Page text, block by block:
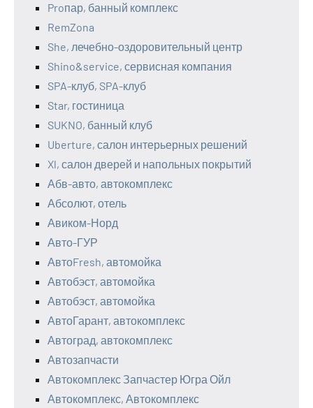
Proпар, банный комплекс
RemZona
She, лечебно-оздоровительный центр
Shino&service, сервисная компания
SPA-клуб, SPA-клуб
Star, гостиница
SUKNO, банный клуб
Uberture, салон интерьерных решений
Xl, салон дверей и напольных покрытий
Абв-авто, автокомплекс
Абсолют, отель
Авиком-Норд
Авто-ГУР
АвтоFresh, автомойка
Автобэст, автомойка
Автобэст, автомойка
АвтоГарант, автокомплекс
Автоград, автокомплекс
Автозапчасти
Автокомплекс Запчастер Югра Ойл
Автокомплекс, Автокомплекс